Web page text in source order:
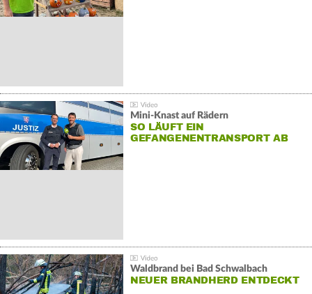
Mini-Knast auf Rädern
SO LÄUFT EIN
GEFANGENENTRANSPORT AB
Waldbrand bei Bad Schwalbach
NEUER BRANDHERD ENTDECKT